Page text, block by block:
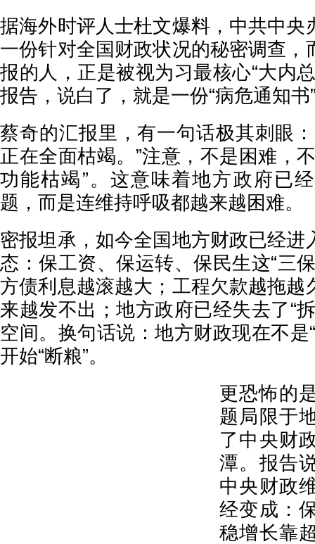
据海外时评人士杜文爆料，中共中央
一份针对全国财政状况的秘密调查，
报的人，正是被视为习最核心“大内
报告，说白了，就是一份“病危通知书
蔡奇的汇报里，有一句话极其刺眼
正在全面枯竭。”注意，不是困难，
功能枯竭”。这意味着地方政府已
题，而是连维持呼吸都越来越困难。
密报坦承，如今全国地方财政已经进
态：保工资、保运转、保民生这“三
方债利息越滚越大；工程欠款越拖越
来越发不出；地方政府已经失去了“
空间。换句话说：地方财政现在不是
开始“断粮”。
更恐怖的
题局限于
了中央财
潭。报告
中央财政
经变成：
稳增长靠